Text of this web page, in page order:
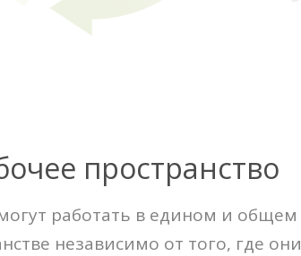
пространство
работать в едином и общем
независимо от того, где они